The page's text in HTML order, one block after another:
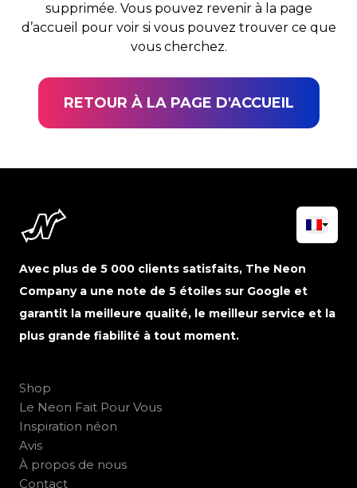
supprimée. Vous pouvez revenir à la page
d’accueil pour voir si vous pouvez trouver ce que
vous cherchez.
RETOUR À LA PAGE D'ACCUEIL
Avec plus de 5 000 clients satisfaits, The Neon
Company a une note de 5 étoiles sur Google et
garantit la meilleure qualité, le meilleur service et la
plus grande fiabilité à tout moment.
Shop
Le Neon Fait Pour Vous
Inspiration néon
Avis
À propos de nous
Contact